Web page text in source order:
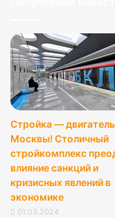
Стройка — двигатель
Москвы! Столичный
стройкомплекс
влияние санкций и
кризисных явлений в
экономике
01.03.2024